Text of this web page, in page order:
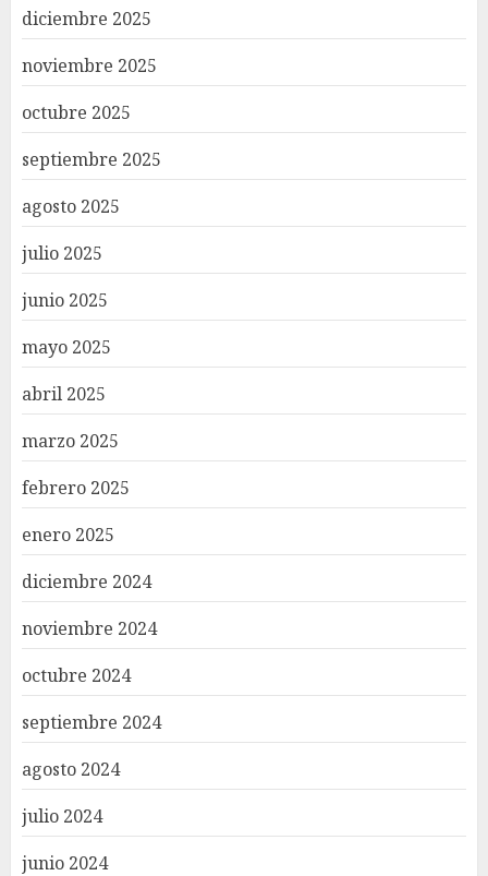
diciembre 2025
noviembre 2025
octubre 2025
septiembre 2025
agosto 2025
julio 2025
junio 2025
mayo 2025
abril 2025
marzo 2025
febrero 2025
enero 2025
diciembre 2024
noviembre 2024
octubre 2024
septiembre 2024
agosto 2024
julio 2024
junio 2024